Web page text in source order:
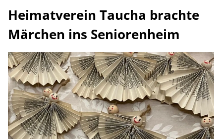
Heimatverein Taucha brachte
Märchen ins Seniorenheim